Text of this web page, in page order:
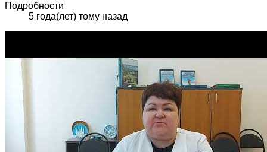
Подробности
5 года(лет) тому назад